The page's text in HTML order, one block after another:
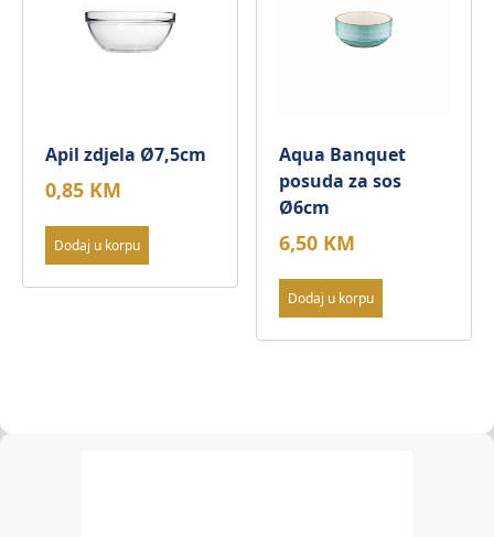
Apil zdjela Ø7,5cm
0,85 KM
Dodaj u korpu
Aqua Banquet
posuda za sos
Ø6cm
6,50 KM
Dodaj u korpu